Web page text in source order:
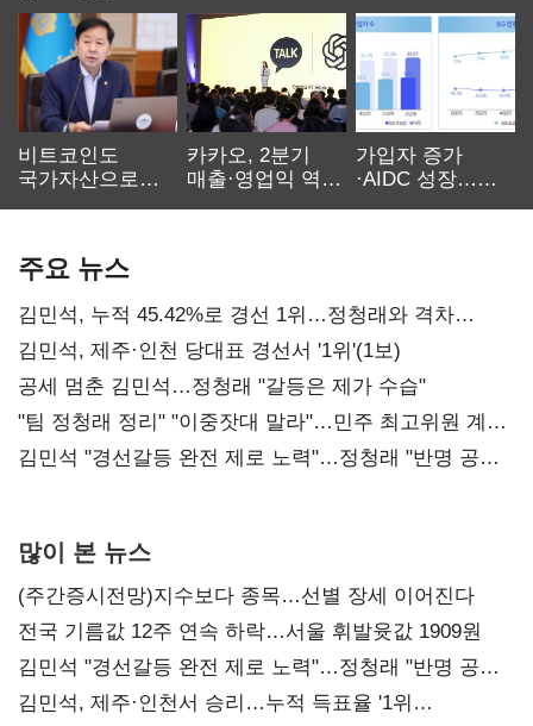
비트코인도
국가자산으로…'
카카오, 2분기
매출·영업익 역대
가입자 증가
·AIDC 성장…
주요 뉴스
김민석, 누적 45.42%로 경선 1위…정청래와 격차
0.86%p(2보)
김민석, 제주·인천 당대표 경선서 '1위'(1보)
공세 멈춘 김민석…정청래 "갈등은 제가 수습"
"팀 정청래 정리" "이중잣대 말라"…민주 최고위원 계파
다툼 격화
김민석 "경선갈등 완전 제로 노력"…정청래 "반명 공세
많이 본 뉴스
(주간증시전망)지수보다 종목…선별 장세 이어진다
전국 기름값 12주 연속 하락…서울 휘발윳값 1909원
김민석 "경선갈등 완전 제로 노력"…정청래 "반명 공세
사과부터"
김민석, 제주·인천서 승리…누적 득표율 '1위